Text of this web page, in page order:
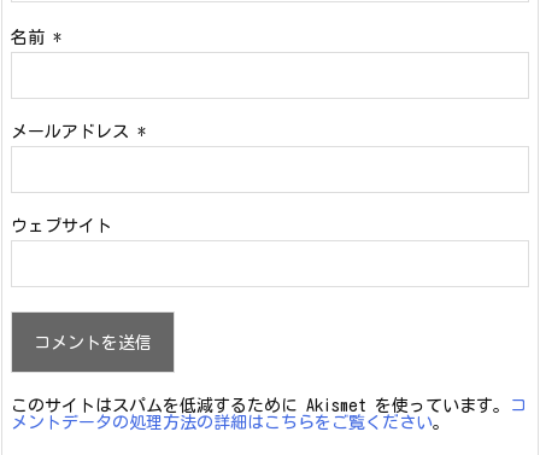
名前 *
メールアドレス *
ウェブサイト
このサイトはスパムを低減するために Akismet を使っています。
コ
メントデータの処理方法の詳細はこちらをご覧ください。